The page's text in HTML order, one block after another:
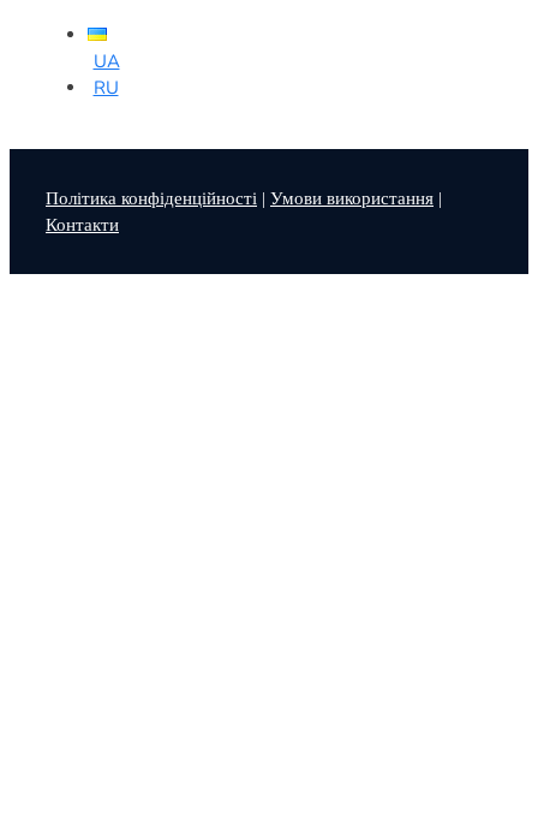
UA
RU
Політика конфіденційності | Умови використання |
Контакти